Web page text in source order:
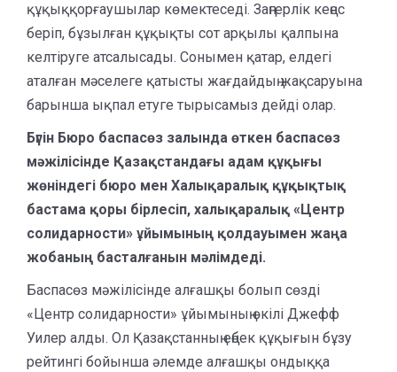
құқыққорғаушылар көмектеседі. Заңгерлік кеңес
беріп, бұзылған құқықты сот арқылы қалпына
келтіруге атсалысады. Сонымен қатар, елдегі
аталған мәселеге қатысты жағдайдың жақсаруына
барынша ықпал етуге тырысамыз дейді олар.
Бүгін Бюро баспасөз залында өткен баспасөз
мәжілісінде Қазақстандағы адам құқығы
жөніндегі бюро мен Халықаралық құқықтық
бастама қоры бірлесіп, халықаралық «Центр
солидарности» ұйымының қолдауымен жаңа
жобаның басталғанын мәлімдеді.
Баспасөз мәжілісінде алғашқы болып сөзді
«Центр солидарности» ұйымының өкілі Джефф
Уилер алды. Ол Қазақстанның еңбек құқығын бұзу
рейтингі бойынша әлемде алғашқы ондыққа